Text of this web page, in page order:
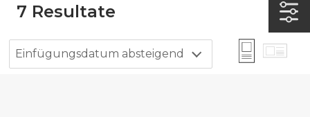
7 Resultate
Einfügungsdatum absteigend